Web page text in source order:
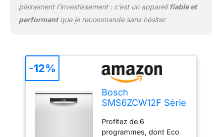
cm, cuve inox, et signal
sonore de fin de cycle
pleinement l’investissement : c’est un appareilfiable et
performantque je recommande sans hésiter.
Bosch
SMS6ZCW12F Série
pose-libre,
PerfectDry
Profitez de 6
programmes, dont Eco
-12%